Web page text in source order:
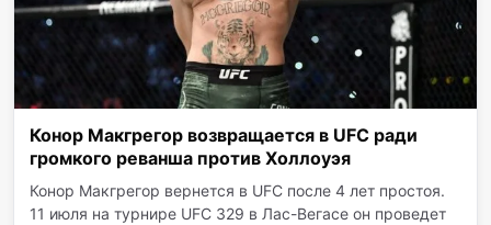
Конор Макгрегор возвращается в UFC ради
громкого реванша против Холлоуэя
Конор Макгрегор вернется в UFC после 4 лет простоя.
11 июля на турнире UFC 329 в Лас-Вегасе он проведет